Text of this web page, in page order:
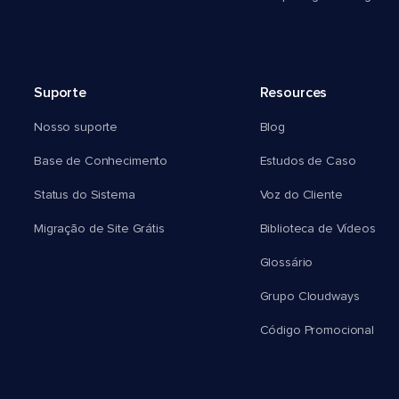
Suporte
Nosso suporte
Base de Conhecimento
Status do Sistema
Migração de Site Grátis
Resources
Blog
Estudos de Caso
Voz do Cliente
Biblioteca de Vídeos
Glossário
Grupo Cloudways
Código Promocional